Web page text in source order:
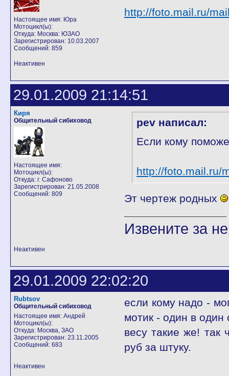
Настоящее имя: Юра
Мотоцикл(ы):
Откуда: Москва: ЮЗАО
Зарегистрирован: 10.03.2007
Сообщений: 859
http://foto.mail.ru/
Неактивен
29.01.2009 21:14:51
Киря
Общительный сибиховод
Настоящее имя:
Мотоцикл(ы):
Откуда: г. Сафоново
Зарегистрирован: 21.05.2008
Сообщений: 809
pev написал:
Если кому
http://foto.mail.ru/
Эт чертеж родных
Извените за
Неактивен
29.01.2009 22:02:20
Rubtsov
Общительный сибиховод
Настоящее имя: Андрей
Мотоцикл(ы):
Откуда: Москва, ЗАО
Зарегистрирован: 23.11.2005
Сообщений: 683
если кому надо -
мотик - один в один
весу такие же! так
руб за штуку.
Неактивен